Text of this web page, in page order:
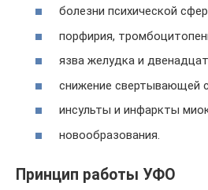
болезни психической
порфирия,
язва желудка и
снижение свертывающей
инсульты и инфаркты
новообразования.
Принцип работы УФО